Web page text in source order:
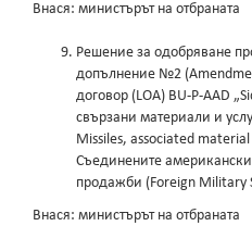
Внася: министърът на отбраната
Решение за одобряване
допълнение №2
договор (LOA) BU-P-AAD
свързани материали и
Missiles, associated
Съединените
продажби (Foreign Military
Внася: министърът на отбраната